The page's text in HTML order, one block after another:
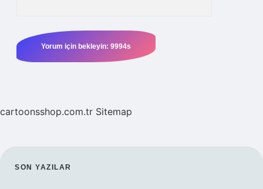
cartoonsshop.com.tr Sitemap
SIDEBAR
SON YAZILAR